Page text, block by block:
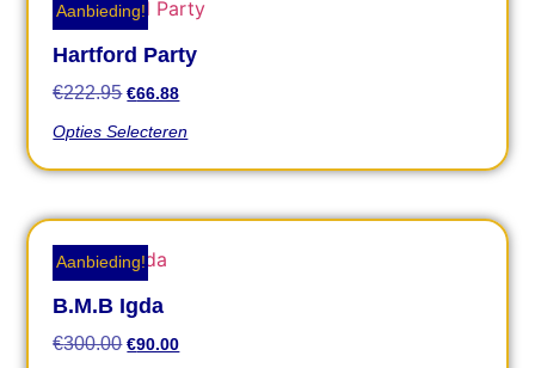
Aanbieding!
Hartford Party
€222.95 €66.88
Opties Selecteren
Aanbieding!
B.M.B Igda
€300.00 €90.00